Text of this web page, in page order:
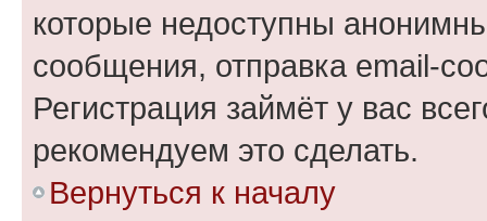
которые недоступны
сообщения, отправка email-
Регистрация займёт у вас
рекомендуем это сделать.
Вернуться к началу